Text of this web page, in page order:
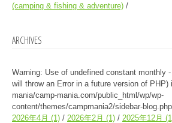
(camping & fishing & adventure)
ARCHIVES
Warning: Use of undefined constant monthly
will throw an Error in a future version of PHP)
mania/camp-mania.com/public_html/wp/wp-
content/themes/campmania2/sidebar-blog.php
2026年4月 (1) 2026年2月 (1) 2025年12月